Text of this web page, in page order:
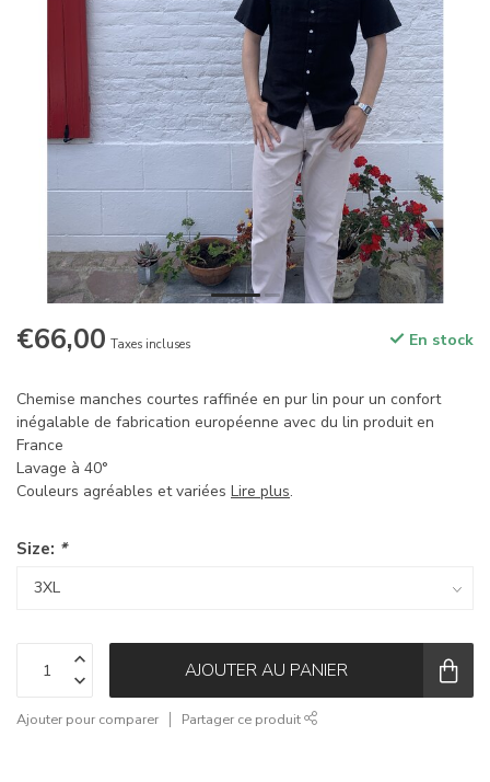
€66,00 Taxes incluses En stock
Chemise manches courtes raffinée en pur lin pour un confort
inégalable de fabrication européenne avec du lin produit en
France
Lavage à 40°
Couleurs agréables et variées Lire plus.
Size: *
AJOUTER AU PANIER
Ajouter pour comparer Partager ce produit